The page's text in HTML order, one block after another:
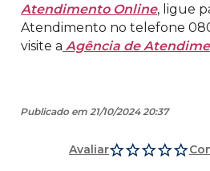
Atendimento Online, ligue
Atendimento no telefone
visite a Agência de
Publicado em 21/10/2024 20:37
Avaliar